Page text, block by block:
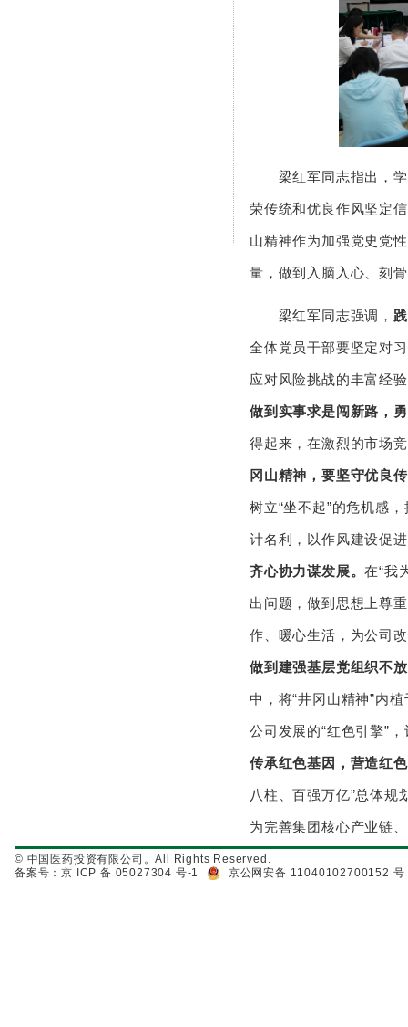
梁红军同志指出，学
荣传统和优良作风坚定
山精神作为加强党史党
量，做到入脑入心、刻
梁红军同志强调，
全体党员干部要坚定对
应对风险挑战的丰富经
做到实事求是闯新路，
得起来，在激烈的市场
冈山精神，要坚守优良
树立“坐不起”的危机感
计名利，以作风建设促
齐心协力谋发展。在“我
出问题，做到思想上尊
作、暖心生活，为公司
做到建强基层党组织不
中，将“井冈山精神”内
公司发展的“红色引擎”
传承红色基因，营造红
八柱、百强万亿”总体规
为完善集团核心产业链
© 中国医药投资有限公司。All Rights Reserved.
备案号：京 ICP 备 05027304 号-1
京公网安备 11040102700152 号